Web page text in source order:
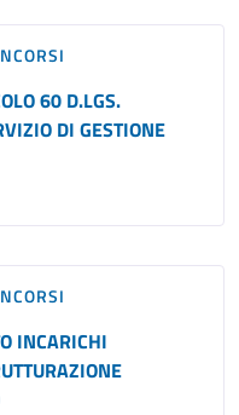
60 D.LGS.
DI GESTIONE
INCARICHI